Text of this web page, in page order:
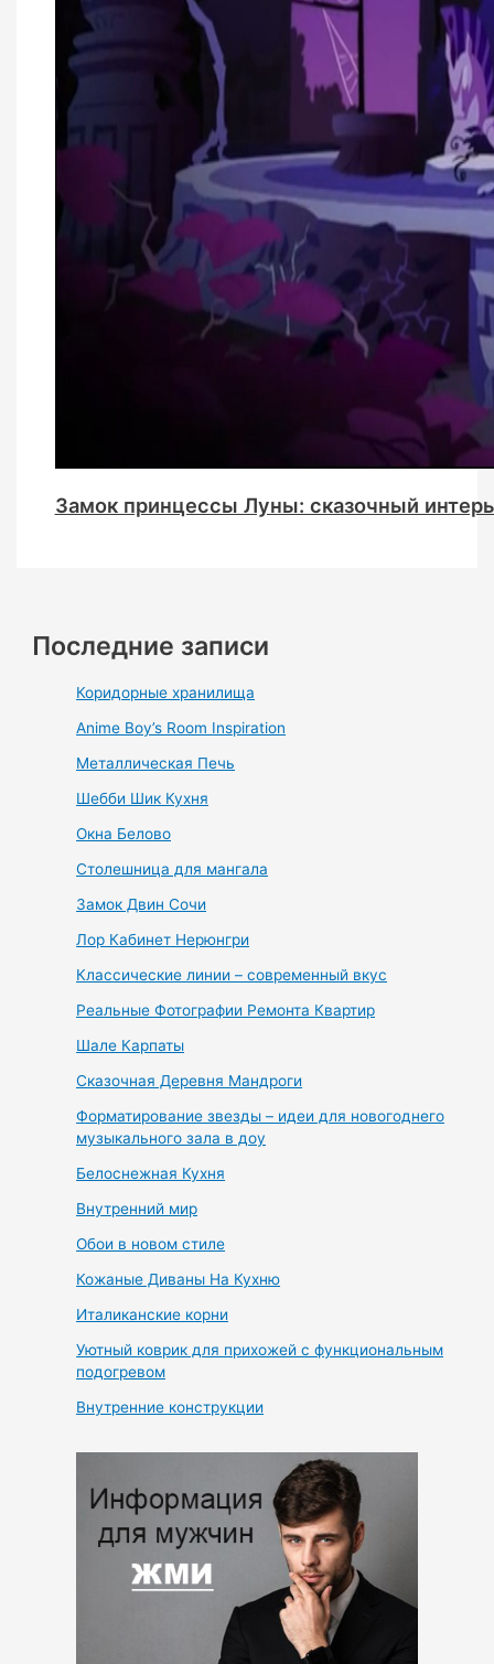
Замок принцессы Луны: сказочный
Последние записи
Коридорные хранилища
Anime Boy’s Room Inspiration
Металлическая Печь
Шебби Шик Кухня
Окна Белово
Столешница для мангала
Замок Двин Сочи
Лор Кабинет Нерюнгри
Классические линии – современный вкус
Реальные Фотографии Ремонта Квартир
Шале Карпаты
Сказочная Деревня Мандроги
Форматирование звезды – идеи для новогоднего
музыкального зала в доу
Белоснежная Кухня
Внутренний мир
Обои в новом стиле
Кожаные Диваны На Кухню
Италиканские корни
Уютный коврик для прихожей с функциональным
подогревом
Внутренние конструкции